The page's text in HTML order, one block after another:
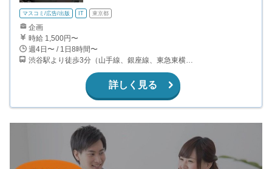
マスコミ/広告/出版 IT 東京都
企画
時給 1,500円〜
週4日〜 / 1日8時間〜
渋谷駅より徒歩3分（山手線、銀座線、東急東横線、京王井の頭線 ほか）
詳しく見る